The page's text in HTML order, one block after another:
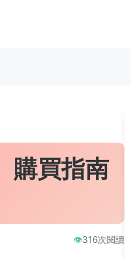
購買指南
👁️316次閱讀